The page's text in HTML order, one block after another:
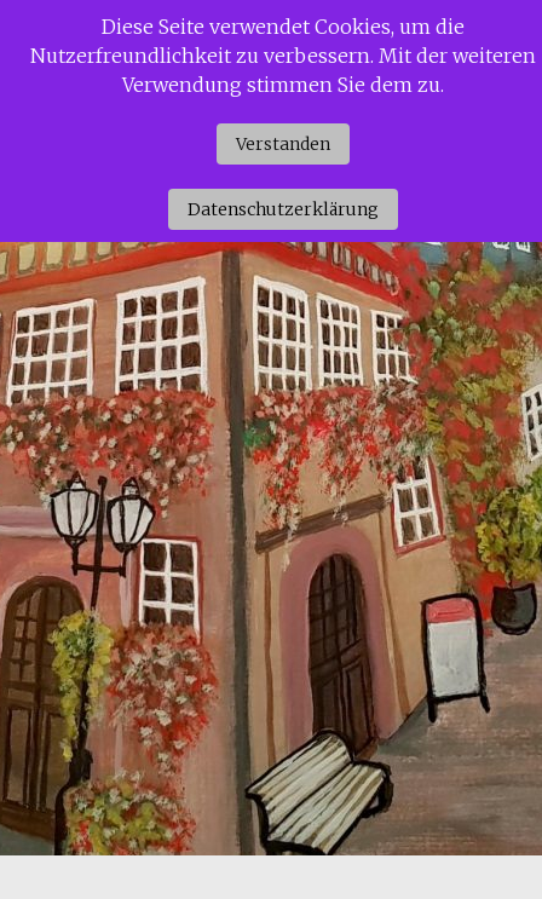
InhaltSiggi Gerdaus Welt
Diese Seite verwendet Cookies, um die
Nutzerfreundlichkeit zu verbessern. Mit der weiteren
Verwendung stimmen Sie dem zu.
Verstanden
Datenschutzerklärung